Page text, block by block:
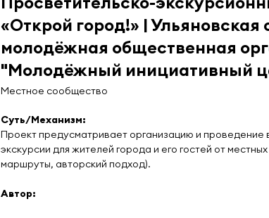
«Открой город!» | Ульяновская
молодёжная общественная
"Молодёжный инициативный
Местное сообщество
Суть/Механизм:
Проект предусматривает организацию и проведение
экскурсии для жителей города и его гостей от
маршруты, авторский подход).
Автор: